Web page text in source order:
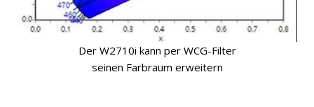
Der W2710i kann per WCG-Filter
seinen Farbraum erweitern